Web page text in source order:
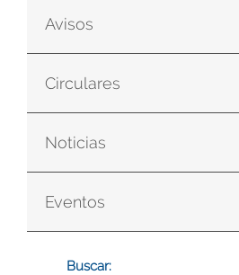
Avisos
Circulares
Noticias
Eventos
Buscar: